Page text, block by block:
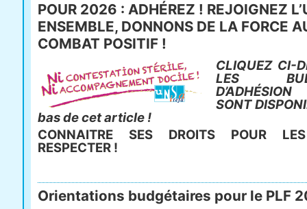
POUR 2026 : ADHÉREZ ! REJOIGNEZ
ENSEMBLE, DONNONS DE LA FORCE
COMBAT POSITIF !
CLIQUEZ CI-
LES
SONT
bas de cet article !
CONNAITRE SES DROITS POUR
RESPECTER !
Orientations budgétaires pour le PLF